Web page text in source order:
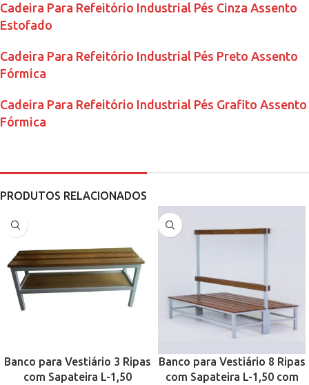
Cadeira Para Refeitório Industrial Pés Cinza Assento
Estofado
Cadeira Para Refeitório Industrial Pés Preto Assento
Fórmica
Cadeira Para Refeitório Industrial Pés Grafito Assento
Fórmica
PRODUTOS RELACIONADOS
Banco para Vestiário 3 Ripas
com Sapateira L-1,50
Banco para Vestiário 8 Ripas
com Sapateira L-1,50 com